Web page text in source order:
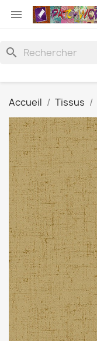

search
Accueil Tissus